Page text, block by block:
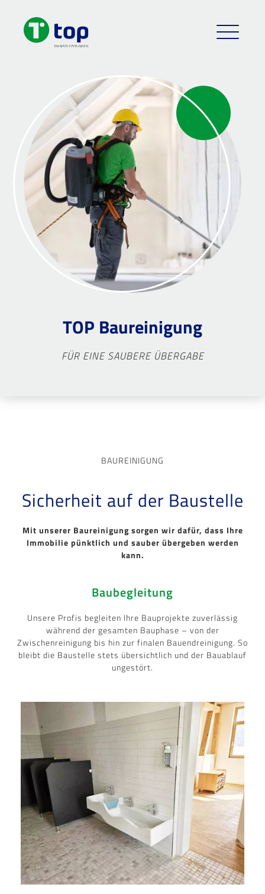
TOP Baureinigung
FÜR EINE SAUBERE ÜBERGABE
BAUREINIGUNG
Sicherheit auf der Baustelle
Mit unserer Baureinigung sorgen wir dafür, dass Ihre
Immobilie pünktlich und sauber übergeben werden
kann.
Baubegleitung
Unsere Profis begleiten Ihre Bauprojekte zuverlässig
während der gesamten Bauphase – von der
Zwischenreinigung bis hin zur finalen Bauendreinigung. So
bleibt die Baustelle stets übersichtlich und der Bauablauf
ungestört.